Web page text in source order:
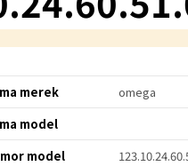
merek
omega
model
model